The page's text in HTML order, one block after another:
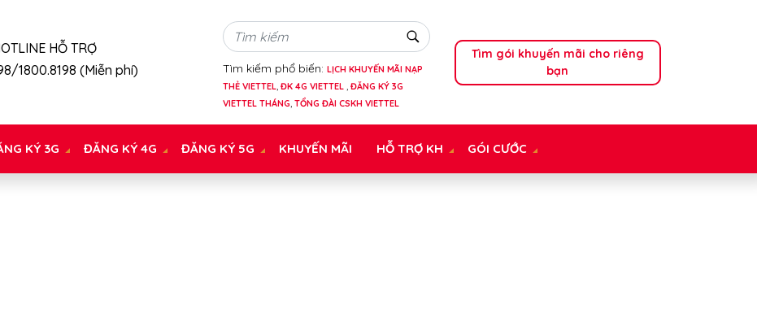
HỖ TRỢ
1800.8198 (Miễn phí)
Tìm kiếm phổ biến: LỊCH KHUYẾN MÃI NẠP
THẺ VIETTEL, ĐK 4G VIETTEL , ĐĂNG KÝ 3G
VIETTEL THÁNG, TỔNG ĐÀI CSKH VIETTEL
Tìm gói khuyến mãi cho riêng
bạn
KÝ 3G ĐĂNG KÝ 4G ĐĂNG KÝ 5G KHUYẾN MÃI HỖ TRỢ KH GÓI CƯỚC